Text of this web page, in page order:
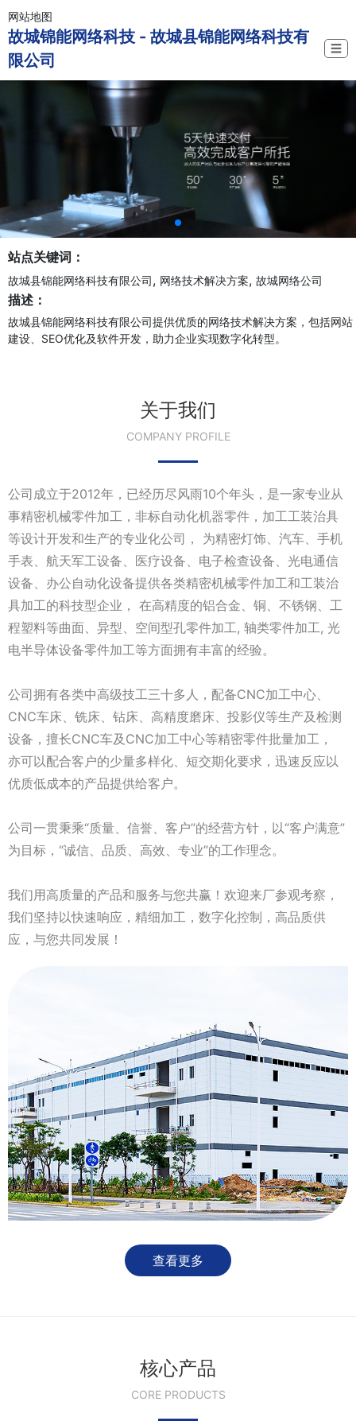
网站地图
故城锦能网络科技 - 故城县锦能网络科技有
限公司
☰
站点关键词：
故城县锦能网络科技有限公司, 网络技术解决方案, 故城网络公司
描述：
故城县锦能网络科技有限公司提供优质的网络技术解决方案，包括网站
建设、SEO优化及软件开发，助力企业实现数字化转型。
关于我们
COMPANY PROFILE
公司成立于2012年，已经历尽风雨10个年头，是一家专业从
事精密机械零件加工，非标自动化机器零件，加工工装治具
等设计开发和生产的专业化公司， 为精密灯饰、汽车、手机
手表、航天军工设备、医疗设备、电子检查设备、光电通信
设备、办公自动化设备提供各类精密机械零件加工和工装治
具加工的科技型企业， 在高精度的铝合金、铜、不锈钢、工
程塑料等曲面、异型、空间型孔零件加工, 轴类零件加工, 光
电半导体设备零件加工等方面拥有丰富的经验。
公司拥有各类中高级技工三十多人，配备CNC加工中心、
CNC车床、铣床、钻床、高精度磨床、投影仪等生产及检测
设备，擅长CNC车及CNC加工中心等精密零件批量加工，
亦可以配合客户的少量多样化、短交期化要求，迅速反应以
优质低成本的产品提供给客户。
公司一贯秉乘“质量、信誉、客户”的经营方针，以“客户满意”
为目标，“诚信、品质、高效、专业”的工作理念。
我们用高质量的产品和服务与您共赢！欢迎来厂参观考察，
我们坚持以快速响应，精细加工，数字化控制，高品质供
应，与您共同发展！
查看更多
核心产品
CORE PRODUCTS